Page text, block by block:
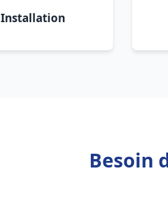
Installation
Besoin